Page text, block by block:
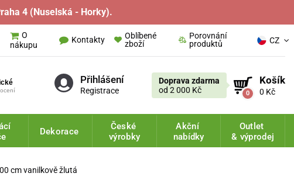
4 (Nuselská - Horky).
O
nákupu
Kontakty
Oblíbené
zboží
Porovnání
produktů
CZ
Přihlášení
Registrace
Doprava zdarma
od 2 000 Kč
0
Košík
0 Kč
Dekorace
České
výrobky
Akční
nabídky
Outlet
& výprodej
cm vanilkově žlutá